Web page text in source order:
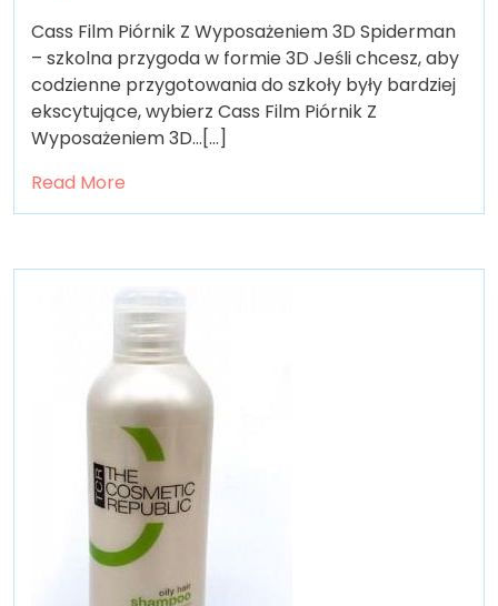
Cass Film Piórnik Z Wyposażeniem 3D Spiderman
– szkolna przygoda w formie 3D Jeśli chcesz, aby
codzienne przygotowania do szkoły były bardziej
ekscytujące, wybierz Cass Film Piórnik Z
Wyposażeniem 3D…[...]
Read More